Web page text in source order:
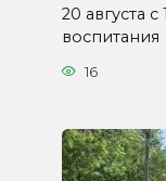
20 августа
воспитания
16